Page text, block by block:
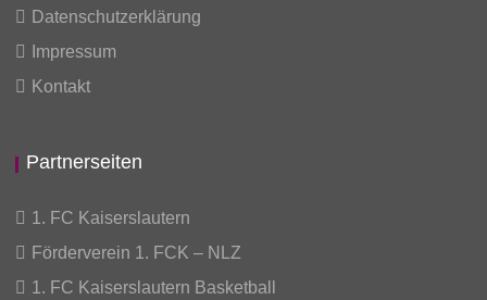
Datenschutzerklärung
Impressum
Kontakt
Partnerseiten
1. FC Kaiserslautern
Förderverein 1. FCK – NLZ
1. FC Kaiserslautern Basketball